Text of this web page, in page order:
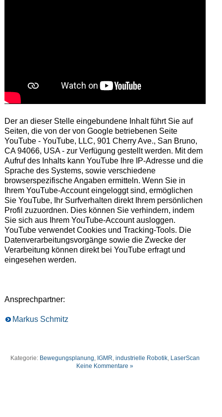
Der an dieser Stelle eingebundene Inhalt führt Sie auf
Seiten, die von der von Google betriebenen Seite
YouTube - YouTube, LLC, 901 Cherry Ave., San Bruno,
CA 94066, USA - zur Verfügung gestellt werden. Mit dem
Aufruf des Inhalts kann YouTube Ihre IP-Adresse und die
Sprache des Systems, sowie verschiedene
browserspezifische Angaben ermitteln. Wenn Sie in
Ihrem YouTube-Account eingeloggt sind, ermöglichen
Sie YouTube, Ihr Surfverhalten direkt Ihrem persönlichen
Profil zuzuordnen. Dies können Sie verhindern, indem
Sie sich aus Ihrem YouTube-Account ausloggen.
YouTube verwendet Cookies und Tracking-Tools. Die
Datenverarbeitungsvorgänge sowie die Zwecke der
Verarbeitung können direkt bei YouTube erfragt und
eingesehen werden.
Ansprechpartner:
Markus Schmitz
Kategorie: Bewegungsplanung, IGMR, industrielle Robotik, LaserScan
Keine Kommentare »